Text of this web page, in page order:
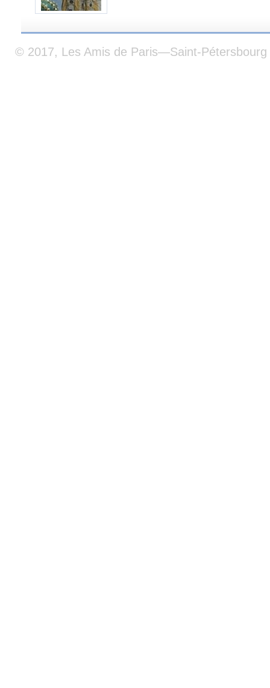
© 2017, Les Amis de Paris—Saint-Pétersbourg